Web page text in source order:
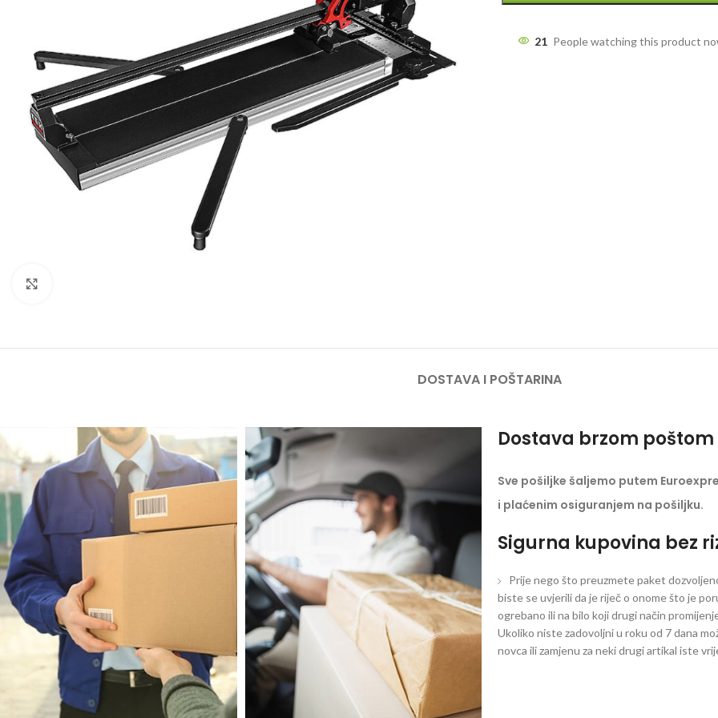
21 People watching this product
DOSTAVA I POŠTARINA
Dostava brzom
Sve pošiljke šaljemo putem
i plaćenim osiguranjem na pošiljku.
Sigurna kupovina bez
Prije nego što preuzmete paket
biste se uvjerili da je riječ o onome što je
ogrebano ili na bilo koji drugi način
Ukoliko niste zadovoljni u roku od 7 dana
novca ili zamjenu za neki drugi artikal iste